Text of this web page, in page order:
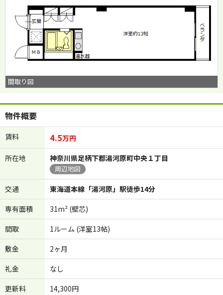
間取り図
物件概要
賃料 4.5万円
所在地
神奈川県足柄下郡湯河原町中央１丁目
周辺地図
交通
東海道本線「湯河原」駅徒歩14分
専有面積
31m² (壁芯)
間取
1ルーム (洋室13帖)
敷金
2ヶ月
礼金
なし
更新料
14,300円